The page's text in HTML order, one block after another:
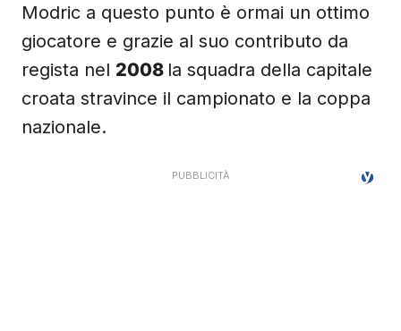
Modric a questo punto è ormai un ottimo
giocatore e grazie al suo contributo da
regista nel 2008 la squadra della capitale
croata stravince il campionato e la coppa
nazionale.